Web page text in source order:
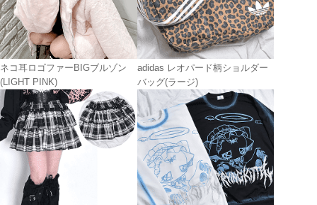
ネコ耳ロゴファーBIGブルゾン
(LIGHT PINK)
adidas レオパード柄ショルダー
バッグ(ラージ)